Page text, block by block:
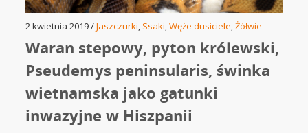
2 kwietnia 2019 /Jaszczurki, Ssaki,Węże dusiciele,Żółwie
Waran stepowy, pyton królewski,
Pseudemys peninsularis, świnka
wietnamska jako gatunki
inwazyjne w Hiszpanii